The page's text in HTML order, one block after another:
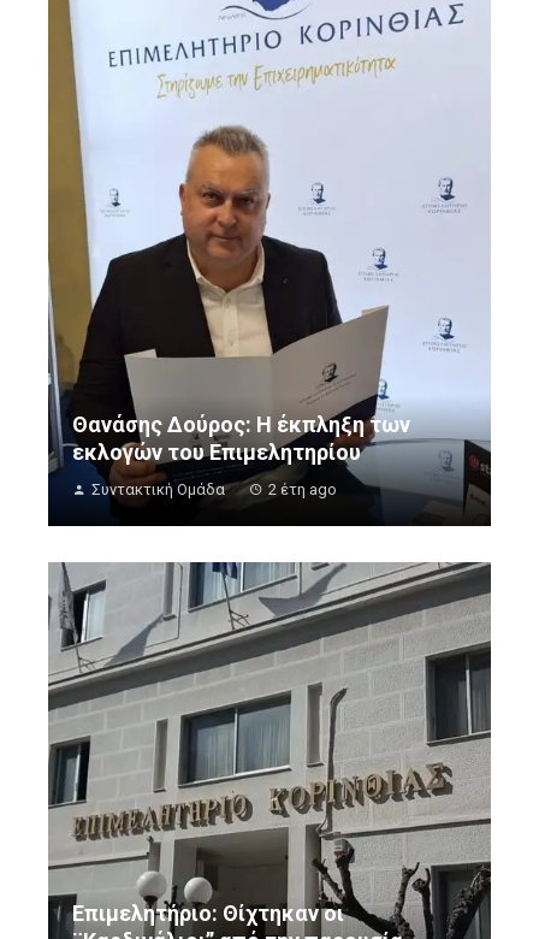
Θανάσης Δούρος: Η έκπληξη των
εκλογών του Επιμελητηρίου
Συντακτική Ομάδα 2 έτη ago
Επιμελητήριο: Θίχτηκαν οι